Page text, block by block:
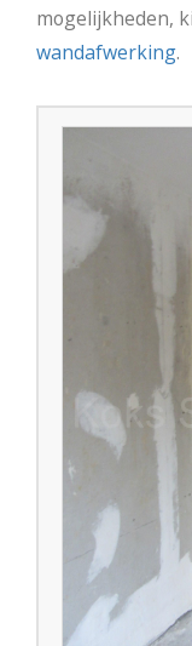
mogelijkheden,
wandafwerking.
Schuren